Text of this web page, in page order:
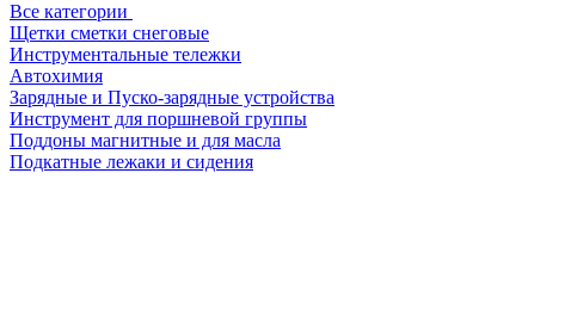
Все категории
Щетки сметки снеговые
Инструментальные тележки
Автохимия
Зарядные и Пуско-зарядные устройства
Инструмент для поршневой группы
Поддоны магнитные и для масла
Подкатные лежаки и сидения